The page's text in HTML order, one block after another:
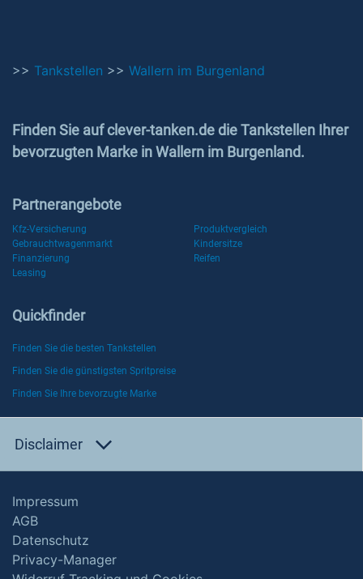
>> Tankstellen >> Wallern im Burgenland
Finden Sie auf clever-tanken.de die Tankstellen Ihrer
bevorzugten Marke in Wallern im Burgenland.
Partnerangebote
Kfz-Versicherung
Produktvergleich
Gebrauchtwagenmarkt
Kindersitze
Finanzierung
Reifen
Leasing
Quickfinder
Finden Sie die besten Tankstellen
Finden Sie die günstigsten Spritpreise
Finden Sie Ihre bevorzugte Marke
Disclaimer
Impressum
AGB
Datenschutz
Privacy-Manager